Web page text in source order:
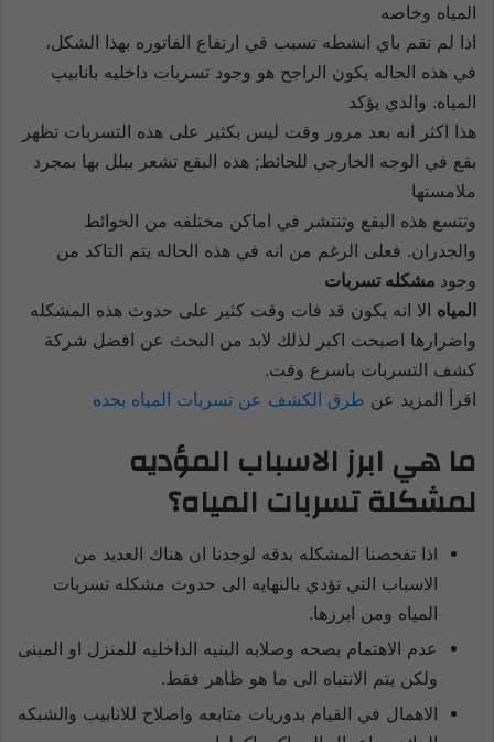
المياه وخاصه
اذا لم تقم باي انشطه تسبب في ارتفاع الفاتوره بهذا الشكل،
في هذه الحاله يكون الراجح هو وجود تسربات داخليه بانابيب
المياه. والذي يؤكد
هذا اكثر انه بعد مرور وقت ليس بكثير على هذه التسربات تظهر
بقع في الوجه الخارجي للحائط; هذه البقع تشعر ببلل بها بمجرد
ملامستها
وتتسع هذه البقع وتنتشر في اماكن مختلفه من الحوائط
والجدران. فعلى الرغم من انه في هذه الحاله يتم التاكد من
وجود مشكله تسربات
المياه الا انه يكون قد فات وقت كثير على حدوث هذه المشكله
واضرارها اصبحت اكبر لذلك لابد من البحث عن افضل شركة
كشف التسربات باسرع وقت.
اقرأ المزيد عن طرق الكشف عن تسربات المياه بجده
ما هي ابرز الاسباب المؤديه
لمشكلة تسربات المياه؟
اذا تفحصنا المشكله بدقه لوجدنا ان هناك العديد من
الاسباب التي تؤدي بالنهايه الى حدوث مشكله تسربات
المياه ومن ابرزها.
عدم الاهتمام بصحه وصلابه البنيه الداخليه للمنزل او المبنى
ولكن يتم الانتباه الى ما هو ظاهر فقط.
الاهمال في القيام بدوريات متابعه واصلاح للانابيب والشبكه